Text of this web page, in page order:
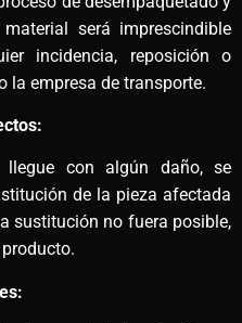
será imprescindible
incidencia, reposición o
la empresa de transporte.
con algún daño, se
de la pieza afectada
sustitución no fuera posible,